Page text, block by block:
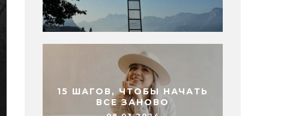
15 ШАГОВ, ЧТОБЫ НАЧАТЬ
ВСЕ ЗАНОВО